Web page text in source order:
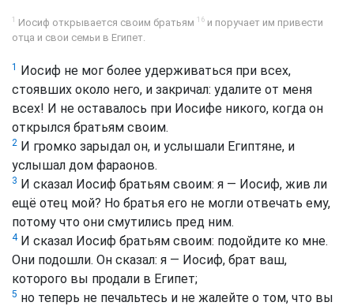
1 Иосиф открывается своим братьям 16 и поручает им привести
отца и свои семьи в Египет.
1 Иосиф не мог более удерживаться при всех,
стоявших около него, и закричал: удалите от меня
всех! И не оставалось при Иосифе никого, когда он
открылся братьям своим.
2 И громко зарыдал он, и услышали Египтяне, и
услышал дом фараонов.
3 И сказал Иосиф братьям своим: я — Иосиф, жив ли
ещё отец мой? Но братья его не могли отвечать ему,
потому что они смутились пред ним.
4И сказал Иосиф братьям своим: подойдите ко мне.
Они подошли. Он сказал: я — Иосиф, брат ваш,
которого вы продали в Египет;
5 но теперь не печальтесь и не жалейте о том, что вы